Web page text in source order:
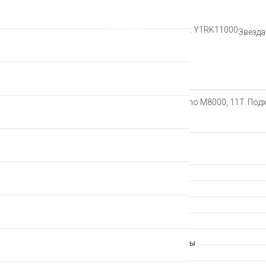
Рейтинг: Артикул: Y1RK11000
Звезда для кассеты XT, Shimano M8000, 11T.
Страна происхождения
Производитель
Артикул
Количество скоростей кассеты